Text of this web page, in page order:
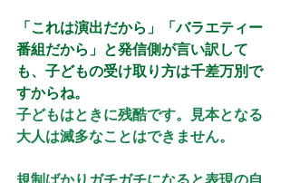
「これは演出だから」「バラエティー
番組だから」と発信側が言い訳して
も、子どもの受け取り方は千差万別で
すからね。
子どもはときに残酷です。見本となる
大人は滅多なことはできません。